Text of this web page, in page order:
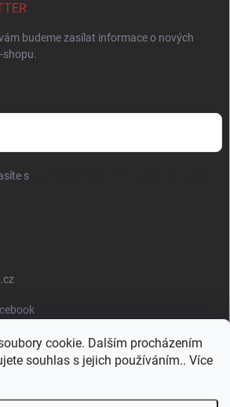
cookie. Dalším procházením
souhlas s jejich používáním.. Více
budeme zasílat informace o nových
shopu.
s